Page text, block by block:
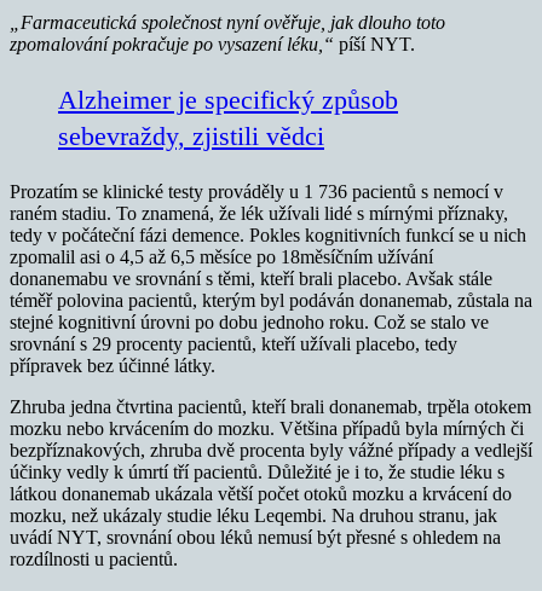
„Farmaceutická společnost nyní ověřuje, jak dlouho toto
zpomalování pokračuje po vysazení léku,“ píší NYT.
Alzheimer je specifický způsob
sebevraždy, zjistili vědci
Prozatím se klinické testy prováděly u 1 736 pacientů s nemocí v
raném stadiu. To znamená, že lék užívali lidé s mírnými příznaky,
tedy v počáteční fázi demence. Pokles kognitivních funkcí se u nich
zpomalil asi o 4,5 až 6,5 měsíce po 18měsíčním užívání
donanemabu ve srovnání s těmi, kteří brali placebo. Avšak stále
téměř polovina pacientů, kterým byl podáván donanemab, zůstala na
stejné kognitivní úrovni po dobu jednoho roku. Což se stalo ve
srovnání s 29 procenty pacientů, kteří užívali placebo, tedy
přípravek bez účinné látky.
Zhruba jedna čtvrtina pacientů, kteří brali donanemab, trpěla otokem
mozku nebo krvácením do mozku. Většina případů byla mírných či
bezpříznakových, zhruba dvě procenta byly vážné případy a vedlejší
účinky vedly k úmrtí tří pacientů. Důležité je i to, že studie léku s
látkou donanemab ukázala větší počet otoků mozku a krvácení do
mozku, než ukázaly studie léku Leqembi. Na druhou stranu, jak
uvádí NYT, srovnání obou léků nemusí být přesné s ohledem na
rozdílnosti u pacientů.